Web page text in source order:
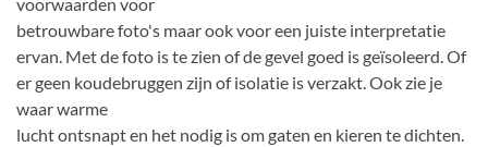
betrouwbare foto's maar ook voor een juiste interpretatie
ervan. Met de foto is te zien of de gevel goed is geïsoleerd. Of
er geen koudebruggen zijn of isolatie is verzakt. Ook zie je
waar warme
lucht ontsnapt en het nodig is om gaten en kieren te dichten.